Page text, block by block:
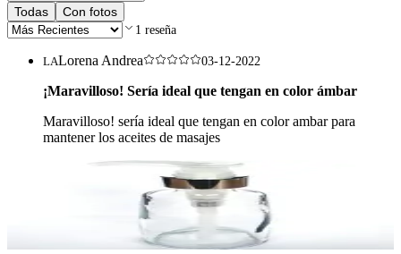
Todas Con fotos
1 reseña
LALorena Andrea 03-12-2022
¡Maravilloso! Sería ideal que tengan en color ámbar
Maravilloso! sería ideal que tengan en color ambar para
mantener los aceites de masajes